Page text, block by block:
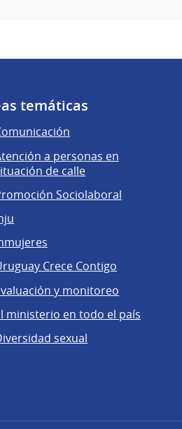
temáticas
a personas en
de calle
Sociolaboral
Crece Contigo
y monitoreo
ministerio en todo el país
sexual